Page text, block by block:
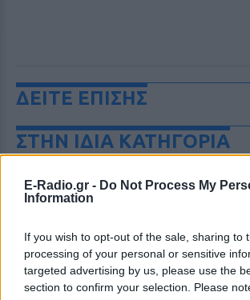
E-Radio.gr - Do Not Process My
Information
If you wish to opt-out of the sale, sharing to
processing of your personal or sensitive
targeted advertising by us, please use the
section to confirm your selection. Please
ΔΕΙΤΕ ΕΠΙΣΗΣ
ΣΤΗΝ ΙΔΙΑ ΚΑΤΗΓΟΡΙΑ
Επιτρέπεται να
περιπολικό; Τι
Ο Κώδικας Οδικής
της αστυνομίας, αλλά
συγκεκριμένοι